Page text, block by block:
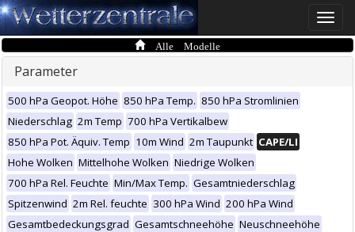
Toggle
Alle Modelle
Parameter
500 hPa Geopot. Höhe 850 hPa Temp. 850 hPa Stromlinien
Niederschlag 2m Temp 700 hPa Vertikalbew
850 hPa Pot. Äquiv. Temp 10m Wind 2m Taupunkt CAPE/LI
Hohe Wolken Mittelhohe Wolken Niedrige Wolken
700 hPa Rel. Feuchte Min/Max Temp. Gesamtniederschlag
Spitzenwind 2m Rel. feuchte 300 hPa Wind 200 hPa Wind
Gesamtbedeckungsgrad Gesamtschneehöhe Neuschneehöhe